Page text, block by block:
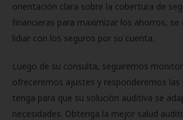
orientación clara sobre la cobertura de
financieras para maximizar los ahorros,
lidiar con los seguros por su cuenta.
Luego de su consulta, seguiremos
ofreceremos ajustes y responderemos las
tenga para que su solución auditiva se
necesidades. Obtenga la mejor salud